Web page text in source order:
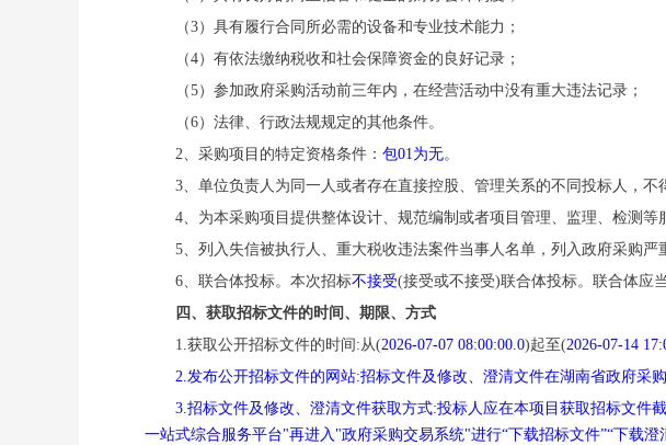
（3）具有履行合同所必需的设备和专业技术能力；
（4）有依法缴纳税收和社会保障资金的良好记录；
（5）参加政府采购活动前三年内，在经营活动中没有重大违法记录；
（6）法律、行政法规规定的其他条件。
2、采购项目的特定资格条件： 包01为无。
3、单位负责人为同一人或者存在直接控股、管理关系的不同投标人，不
4、为本采购项目提供整体设计、规范编制或者项目管理、监理、检测等
5、列入失信被执行人、重大税收违法案件当事人名单，列入政府采购严
6、联合体投标。本次招标不接受(接受或不接受)联合体投标。联合体应
四、获取招标文件的时间、期限、方式
1.获取公开招标文件的时间:从(2026-07-07 08:00:00.0)起至(2026-07-14
2.发布公开招标文件的网站:招标文件及修改、澄清文件在湖南省政府
3.招标文件及修改、澄清文件获取方式:投标人应在本项目获取招标文件
一站式综合服务平台"再进入"政府采购交易系统"进行“下载招标文件”“下载